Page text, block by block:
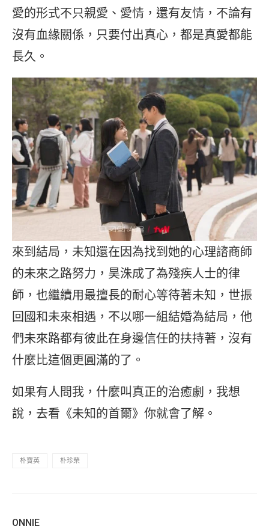
愛的形式不只親愛、愛情，還有友情，不論有
沒有血緣關係，只要付出真心，都是真愛都能
長久。
來到結局，未知還在因為找到她的心理諮商師
的未來之路努力，昊洙成了為殘疾人士的律
師，也繼續用最擅長的耐心等待著未知，世振
回國和未來相遇，不以哪一組結婚為結局，他
們未來路都有彼此在身邊信任的扶持著，沒有
什麼比這個更圓滿的了。
如果有人問我，什麼叫真正的治癒劇，我想
說，去看《未知的首爾》你就會了解。
朴寶英 朴珍榮
ONNIE